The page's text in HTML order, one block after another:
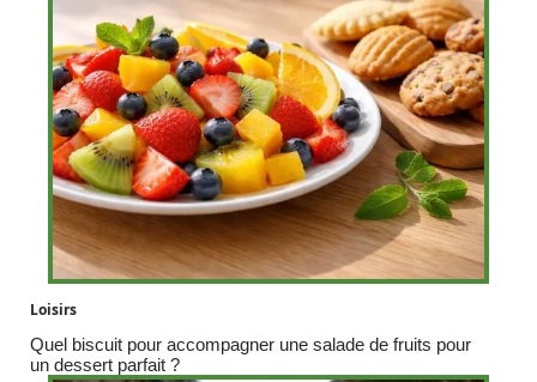
Loisirs
Quel biscuit pour accompagner une salade de fruits pour
un dessert parfait ?